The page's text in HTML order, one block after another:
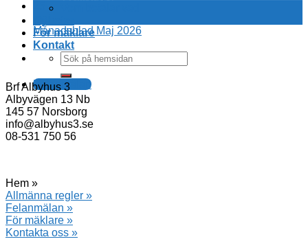
För mäklare
Kontakt
Felanmälan
Månadsblad Maj 2026
Brf Albyhus 3
Albyvägen 13 Nb
145 57 Norsborg
info@albyhus3.se
08-531 750 56
Hem »
Allmänna regler »
Felanmälan »
För mäklare »
Kontakta oss »